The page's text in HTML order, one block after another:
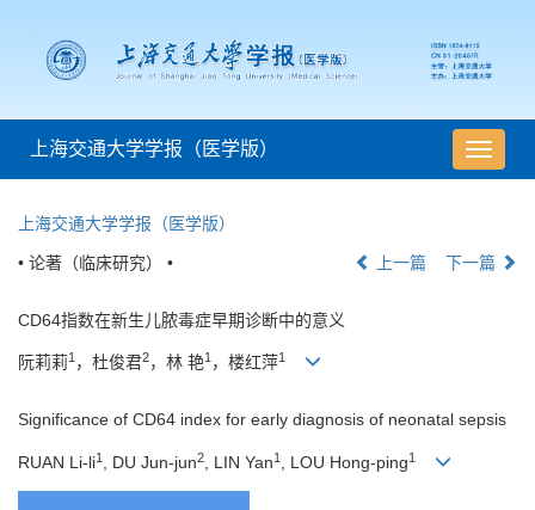
导
航
上海交通大学学报（医学版）
上海交通大学学报（医学版）
• 论著（临床研究） • 上一篇 下一篇
CD64指数在新生儿脓毒症早期诊断中的意义
阮莉莉1 ，杜俊君2，林 艳1 ，楼红萍1
Significance of CD64 index for early diagnosis of neonatal sepsis
RUAN Li-li1 , DU Jun-jun2 , LIN Yan1 , LOU Hong-ping1